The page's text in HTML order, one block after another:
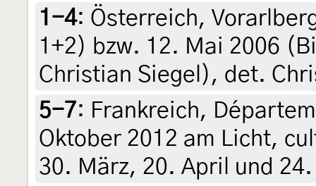
1-4: Österreich,
1+2) bzw. 12. Mai 2006
Christian Siegel), det.
5-7: Frankreich,
Oktober 2012 am Licht,
30. März, 20. April und